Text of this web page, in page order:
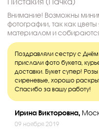
Внимание! Возможны
фотографии, так как
материалом и
Поздравляли сестру с
прислали фото букета,
доставки. Букет супер!
сиреневые, хорошо
Спасибо за вашу работу!
Ирина Викторовна,
09 ноября 2019